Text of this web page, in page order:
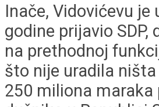
Inače, Vidovićevu je
godine prijavio SDP,
na prethodnoj
što nije uradila
250 miliona maraka